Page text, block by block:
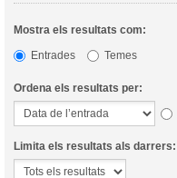
Mostra els resultats com:
Entrades
Temes
Ordena els resultats per:
Limita els resultats als darrers: